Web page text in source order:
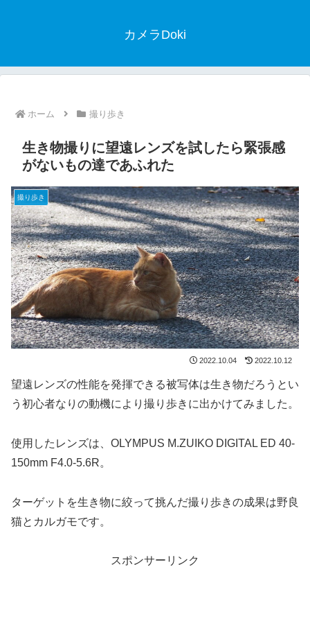
カメラDoki
ホーム 撮り歩き
生き物撮りに望遠レンズを試したら緊張感
がないもの達であふれた
撮り歩き
2022.10.04 2022.10.12
望遠レンズの性能を発揮できる被写体は生き物だろうとい
う初心者なりの動機により撮り歩きに出かけてみました。
使用したレンズは、OLYMPUS M.ZUIKO DIGITAL ED 40-
150mm F4.0-5.6R。
ターゲットを生き物に絞って挑んだ撮り歩きの成果は野良
猫とカルガモです。
スポンサーリンク